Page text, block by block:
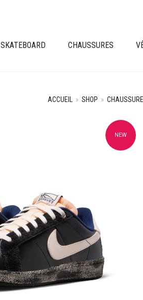
SKATEBOARD CHAUSSURES
ACCUEIL » SHOP »
NEW